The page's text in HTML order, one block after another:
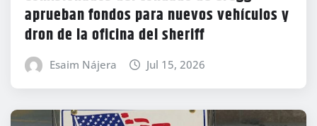
aprueban fondos para nuevos vehículos y
dron de la oficina del sheriff
Esaim Nájera Jul 15, 2026